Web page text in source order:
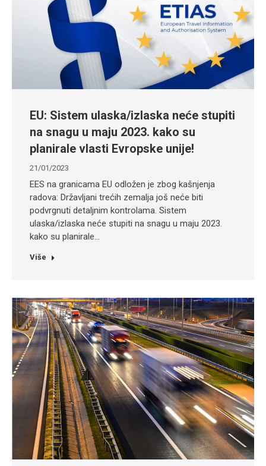
EU: Sistem ulaska/izlaska neće stupiti
na snagu u maju 2023. kako su
planirale vlasti Evropske unije!
21/01/2023
EES na granicama EU odložen je zbog kašnjenja
radova: Državljani trećih zemalja još neće biti
podvrgnuti detaljnim kontrolama. Sistem
ulaska/izlaska neće stupiti na snagu u maju 2023.
kako su planirale…
Više